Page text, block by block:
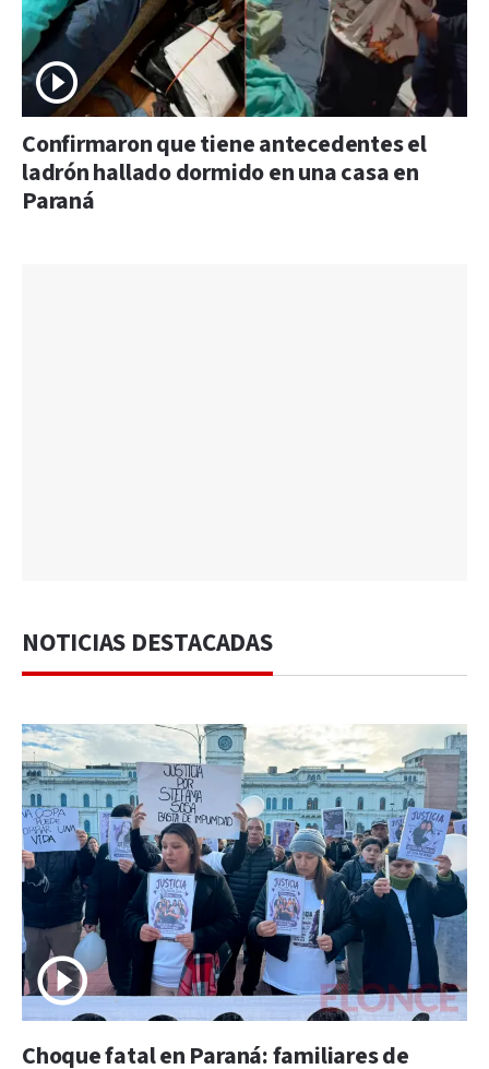
Confirmaron que tiene antecedentes el
ladrón hallado dormido en una casa en
Paraná
NOTICIAS DESTACADAS
Choque fatal en Paraná: familiares de